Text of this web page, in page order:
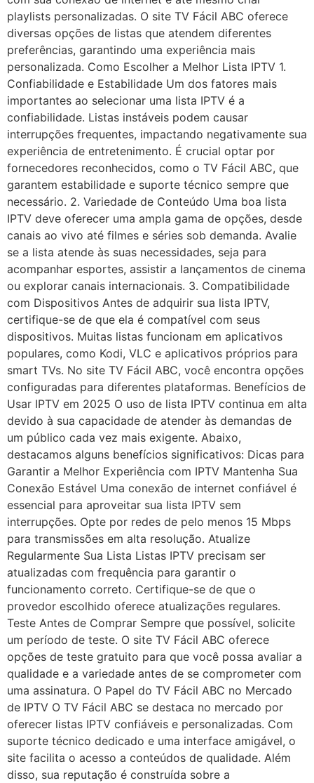
playlists personalizadas. O site TV Fácil ABC oferece
diversas opções de listas que atendem diferentes
preferências, garantindo uma experiência mais
personalizada. Como Escolher a Melhor Lista IPTV 1.
Confiabilidade e Estabilidade Um dos fatores mais
importantes ao selecionar uma lista IPTV é a
confiabilidade. Listas instáveis podem causar
interrupções frequentes, impactando negativamente sua
experiência de entretenimento. É crucial optar por
fornecedores reconhecidos, como o TV Fácil ABC, que
garantem estabilidade e suporte técnico sempre que
necessário. 2. Variedade de Conteúdo Uma boa lista
IPTV deve oferecer uma ampla gama de opções, desde
canais ao vivo até filmes e séries sob demanda. Avalie
se a lista atende às suas necessidades, seja para
acompanhar esportes, assistir a lançamentos de cinema
ou explorar canais internacionais. 3. Compatibilidade
com Dispositivos Antes de adquirir sua lista IPTV,
certifique-se de que ela é compatível com seus
dispositivos. Muitas listas funcionam em aplicativos
populares, como Kodi, VLC e aplicativos próprios para
smart TVs. No site TV Fácil ABC, você encontra opções
configuradas para diferentes plataformas. Benefícios de
Usar IPTV em 2025 O uso de lista IPTV continua em alta
devido à sua capacidade de atender às demandas de
um público cada vez mais exigente. Abaixo,
destacamos alguns benefícios significativos: Dicas para
Garantir a Melhor Experiência com IPTV Mantenha Sua
Conexão Estável Uma conexão de internet confiável é
essencial para aproveitar sua lista IPTV sem
interrupções. Opte por redes de pelo menos 15 Mbps
para transmissões em alta resolução. Atualize
Regularmente Sua Lista Listas IPTV precisam ser
atualizadas com frequência para garantir o
funcionamento correto. Certifique-se de que o
provedor escolhido oferece atualizações regulares.
Teste Antes de Comprar Sempre que possível, solicite
um período de teste. O site TV Fácil ABC oferece
opções de teste gratuito para que você possa avaliar a
qualidade e a variedade antes de se comprometer com
uma assinatura. O Papel do TV Fácil ABC no Mercado
de IPTV O TV Fácil ABC se destaca no mercado por
oferecer listas IPTV confiáveis e personalizadas. Com
suporte técnico dedicado e uma interface amigável, o
site facilita o acesso a conteúdos de qualidade. Além
disso, sua reputação é construída sobre a